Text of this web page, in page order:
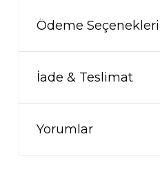
Ödeme Seçenekleri
İade & Teslimat
Yorumlar